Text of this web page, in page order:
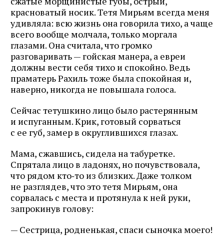
красноватый носик. Тетя Мирьям всегда меня
удивляла: всю жизнь она говорила тихо, а чаще
всего вообще молчала, только моргала
глазами. Она считала, что громко
разговаривать — гойская манера, а евреи
должны вести себя тихо и спокойно. Ведь
праматерь Рахиль тоже была спокойная и,
наверно, никогда не повышала голоса.
Сейчас тетушкино лицо было растерянным
и испуганным. Крик, готовый сорваться
с ее губ, замер в округлившихся глазах.
Мама, сжавшись, сидела на табуретке.
Спрятала лицо в ладонях, но почувствовала,
что рядом кто‑то из близких. Даже толком
не разглядев, что это тетя Мирьям, она
сорвалась с места и протянула к ней руки,
запрокинув голову:
— Сестрица, родненькая, спаси сыночка моего!
почте
Подписаться